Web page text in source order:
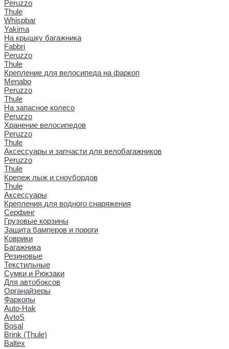
Peruzzo
Thule
Whispbar
Yakima
На крышку багажника
Fabbri
Peruzzo
Thule
Крепление для велосипеда на фаркоп
Menabo
Peruzzo
Thule
На запасное колесо
Peruzzo
Хранение велосипедов
Peruzzo
Thule
Аксессуары и запчасти для велобагажников
Peruzzo
Thule
Крепеж лыж и сноубордов
Thule
Аксессуары
Крепления для водного снаряжения
Серфинг
Грузовые корзины
Защита бамперов и пороги
Коврики
Багажника
Резиновые
Текстильные
Сумки и Рюкзаки
Для автобоксов
Органайзеры
Фаркопы
Auto-Hak
AvtoS
Bosal
Brink (Thule)
Baltex